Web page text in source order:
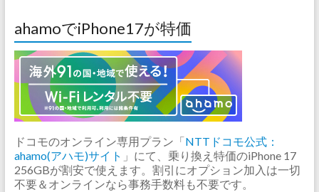
ahamoでiPhone17が特価
ドコモのオンライン専用プラン「NTTドコモ公式：
ahamo(アハモ)サイト 」にて、乗り換え特価のiPhone 17
256GBが割安で使えます。割引にオプション加入は一切
不要＆オンラインなら事務手数料も不要です。